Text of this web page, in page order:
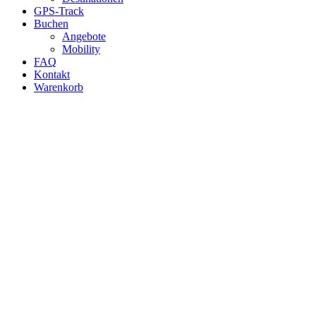
GPS-Track
Buchen
Angebote
Mobility
FAQ
Kontakt
Warenkorb